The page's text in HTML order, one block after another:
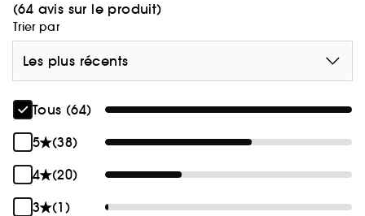
(64 avis sur le produit)
Trier par
Les plus récents
Tous (64)
5
(38)
4
(20)
3
(1)